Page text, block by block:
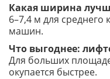
Какая ширина
6–7,4 м для
машин.
Что выгоднее:
Для больших
окупается быстрее.